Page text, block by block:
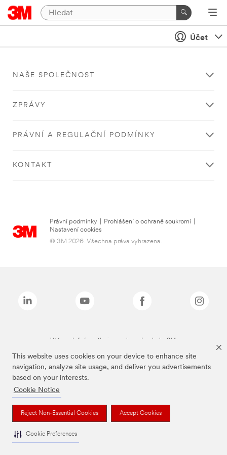
This website uses cookies on your device to enhance site
navigation, analyze site usage, and deliver you advertisements
based on your interests.
Cookie Notice
Reject Non-Essential Cookies Accept Cookies
Cookie Preferences
Účet
NAŠE SPOLEČNOST
ZPRÁVY
PRÁVNÍ A REGULAČNÍ PODMÍNKY
KONTAKT
Právní podmínky Prohlášení o ochraně soukromí
Nastavení cookies
© 3M 2026. Všechna práva vyhrazena..
Výše zmíněné značky jsou ochranné známky 3M.